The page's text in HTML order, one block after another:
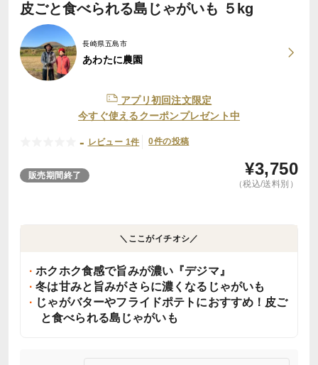
皮ごと食べられる島じゃがいも ５kg
長崎県五島市
あわたに農園
アプリ初回注文限定
今すぐ使えるクーポンプレゼント中
- レビュー 1件 0件の投稿
販売期間終了 ¥3,750
（税込/送料別）
＼ここがイチオシ／
ホクホク食感で旨みが濃い『デジマ』
冬は甘みと旨みがさらに濃くなるじゃがいも
じゃがバターやフライドポテトにおすすめ！皮ご
と食べられる島じゃがいも